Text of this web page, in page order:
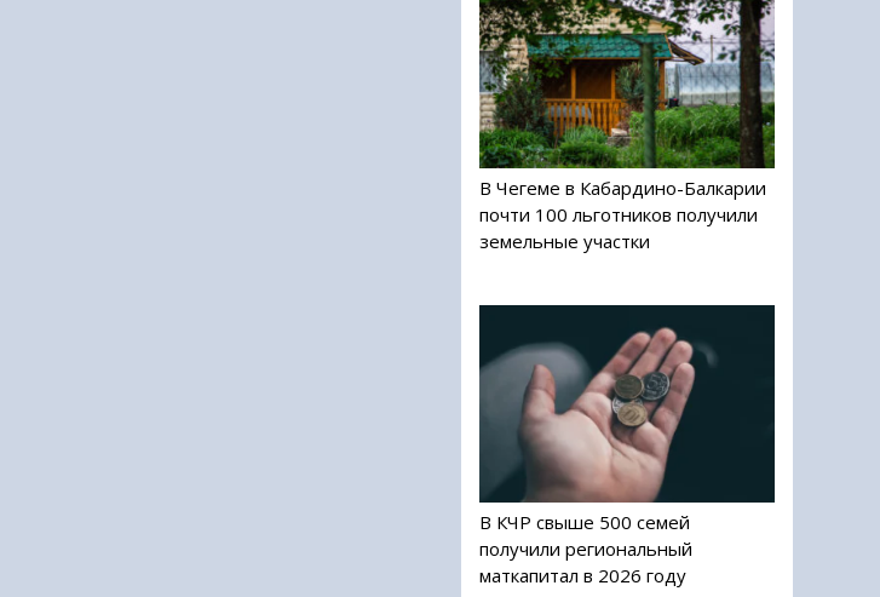
В Чегеме в Кабардино-Балкарии
почти 100 льготников получили
земельные участки
В КЧР свыше 500 семей
получили региональный
маткапитал в 2026 году